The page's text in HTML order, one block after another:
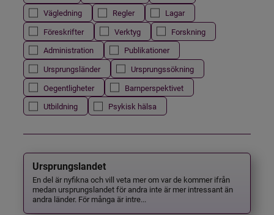
Vägledning
Regler
Lagar
Föreskrifter
Verktyg
Forskning
Administration
Publikationer
Ursprungsländer
Ursprungssökning
Oegentligheter
Barnperspektivet
Utbildning
Psykisk hälsa
Ursprungslandet
En del är nyfikna och vill veta mer om var de kommer ifrån
medan ursprungslandet för andra inte är mer intressant än
andra länder. För många är intre...